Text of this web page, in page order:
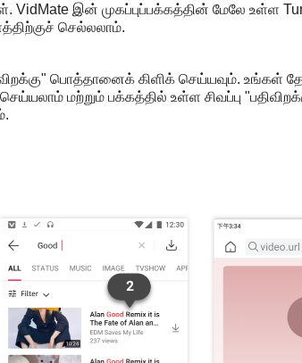
VidMate இன் முகப்புப்பக்கத்தின் மேலே உள்ள
செல்லலாம்.
பொத்தானைக் கிளிக் செய்யவும். உங்கள்
மற்றும் பக்கத்தில் உள்ள சிவப்பு